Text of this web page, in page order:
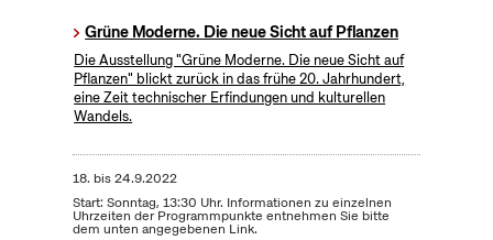
Grüne Moderne. Die neue Sicht auf Pflanzen
Die Ausstellung "Grüne Moderne. Die neue Sicht auf
Pflanzen" blickt zurück in das frühe 20. Jahrhundert,
eine Zeit technischer Erfindungen und kulturellen
Wandels.
18. bis24.9.2022
Start: Sonntag, 13:30 Uhr. Informationen zu einzelnen
Uhrzeiten der Programmpunkte entnehmen Sie bitte
dem unten angegebenen Link.